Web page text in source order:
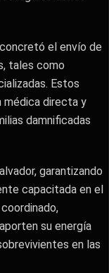
el envío de
tales como
Estos
médica directa y
damnificadas
garantizando
capacitada en el
su energía
en las